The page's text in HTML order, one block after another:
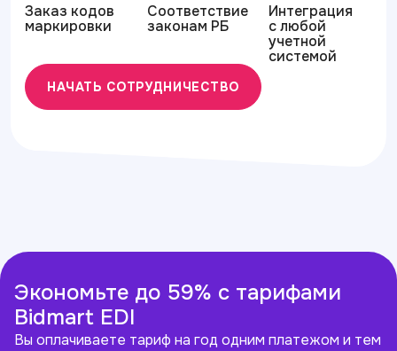
Заказ кодов
маркировки
Соответствие
законам РБ
Интеграция
c любой
учетной
системой
НАЧАТЬ СОТРУДНИЧЕСТВО
Экономьте до 59% с тарифами
Bidmart EDI
Вы оплачиваете тариф на год одним платежом и тем